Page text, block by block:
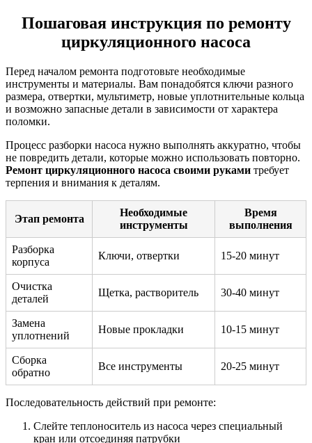
Пошаговая инструкция по ремонту
циркуляционного насоса
Перед началом ремонта подготовьте необходимые
инструменты и материалы. Вам понадобятся ключи разного
размера, отвертки, мультиметр, новые уплотнительные кольца
и возможно запасные детали в зависимости от характера
поломки.
Процесс разборки насоса нужно выполнять аккуратно, чтобы
не повредить детали, которые можно использовать повторно.
Ремонт циркуляционного насоса своими руками требует
терпения и внимания к деталям.
Этап ремонта
Необходимые
инструменты
Время
выполнения
Разборка
корпуса
Ключи, отвертки 15-20 минут
Очистка
деталей
Щетка, растворитель 30-40 минут
Замена
уплотнений
Новые прокладки 10-15 минут
Сборка
обратно
Все инструменты 20-25 минут
Последовательность действий при ремонте:
Слейте теплоноситель из насоса через специальный
кран или отсоединяя патрубки